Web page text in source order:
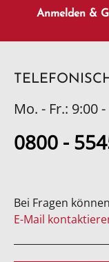
Anmelden &
Mo. - Fr.: 9:00
0800 -
Bei Fragen
E-Mail